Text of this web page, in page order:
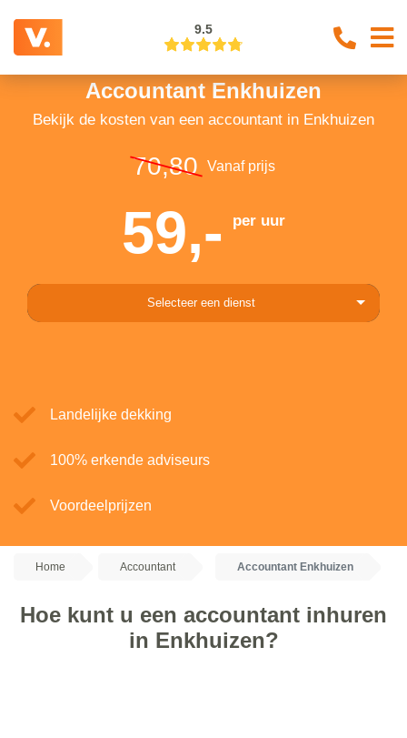
9.5
Accountant Enkhuizen
Bekijk de kosten van een accountant in Enkhuizen
70,80 Vanaf prijs
59,- per uur
Selecteer een dienst
Landelijke dekking
100% erkende adviseurs
Voordeelprijzen
Home Accountant Accountant Enkhuizen
Hoe kunt u een accountant inhuren
in Enkhuizen?